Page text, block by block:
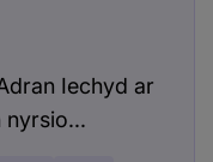
Iechyd ar